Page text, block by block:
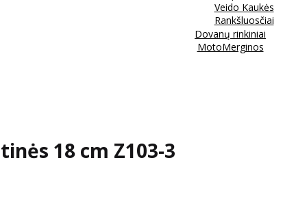
Veido Kaukės
Rankšluosčiai
Dovanų rinkiniai
MotoMerginos
18 cm Z103-3